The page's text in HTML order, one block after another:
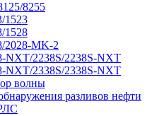
8255
1523
1528
2028-MK-2
NXT/2238S/2238S-NXT
NXT/2338S/2338S-NXT
волны
разливов нефти